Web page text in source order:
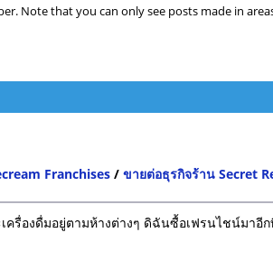
Note that you can only see posts made in
Franchises /ขายต่อธุรกิจร้าน Secret
เครื่องดื่มอยู่ตามห้างต่างๆ ดิฉันซื้อเฟรนไชน์มา